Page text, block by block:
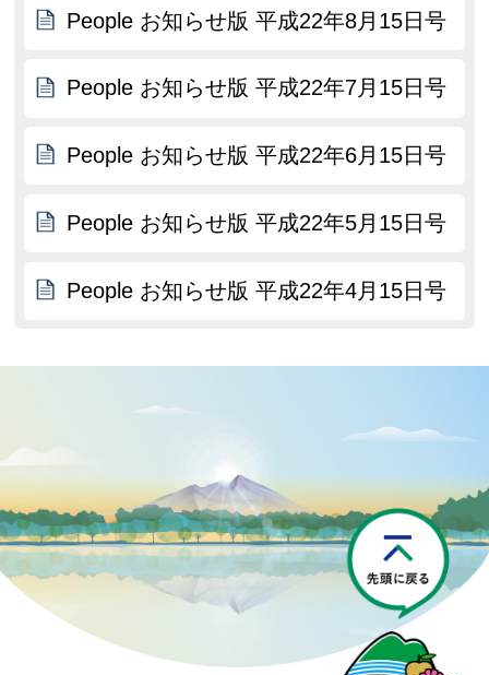
People お知らせ版 平成22年8月15日号
People お知らせ版 平成22年7月15日号
People お知らせ版 平成22年6月15日号
People お知らせ版 平成22年5月15日号
People お知らせ版 平成22年4月15日号